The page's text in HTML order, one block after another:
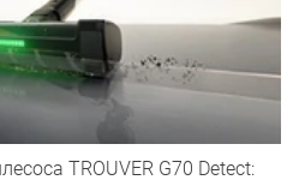
TROUVER G70 Detect: